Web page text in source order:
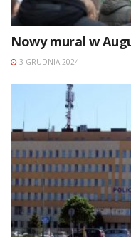
Nowy mural w
3 GRUDNIA 2024